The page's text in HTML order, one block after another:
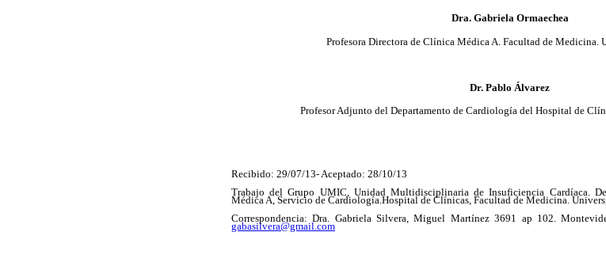
Dra. Gabriela Ormaechea
Profesora Directora de Clínica Médica A. Facultad de Medicina.
Dr. Pablo Álvarez
Profesor Adjunto del Departamento de Cardiología del Hospital de
Recibido: 29/07/13- Aceptado: 28/10/13
Trabajo del Grupo UMIC, Unidad Multidisciplinaria de Insuficiencia Cardíaca.
Médica A, Servicio de Cardiología.Hospital de Clínicas, Facultad de Medicina.
Correspondencia: Dra. Gabriela Silvera, Miguel Martínez 3691 ap 102.
gabasilvera@gmail.com